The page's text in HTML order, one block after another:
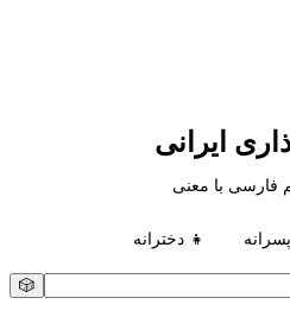
ایرانی
فارسی با معنی
👧 دخترانه
🎲